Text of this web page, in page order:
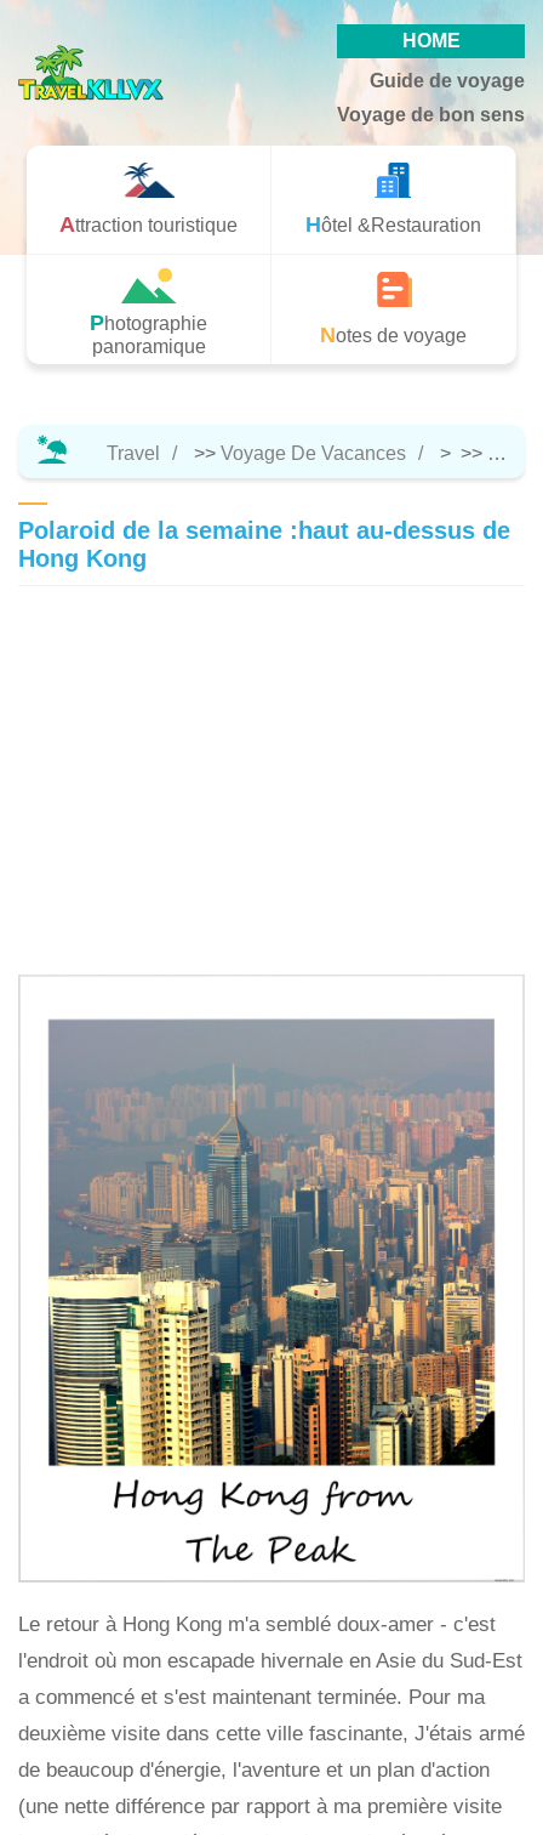
HOME
Guide de voyage
Voyage de bon sens
Attraction touristique Hôtel &Restauration
Photographie
panoramique
Notes de voyage
Travel >> Voyage De Vacances > >>
Polaroid de la semaine :haut au-dessus de
Hong Kong
Le retour à Hong Kong m'a semblé doux-amer - c'est
l'endroit où mon escapade hivernale en Asie du Sud-Est
a commencé et s'est maintenant terminée. Pour ma
deuxième visite dans cette ville fascinante, J'étais armé
de beaucoup d'énergie, l'aventure et un plan d'action
(une nette différence par rapport à ma première visite